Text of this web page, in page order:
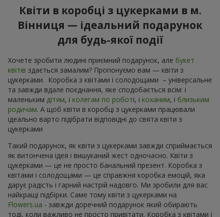
Квіти в коробці з цукерками в м.
Вінниця — ідеальний подарунок
для будь-якої події
Хочете зробити людині приємний подарунок, але букет
квітів здається замалим? Пропонуємо вам — квіти з
цукерками. Коробка з квітами і солодощами – універсальне
та завжди вдале поєднання, яке сподобається всім: і
маленьким дітям, і колегам по роботі, і коханим, і близьким
родичам. А щоб квіти в коробці з цукерками працювали
ідеально варто підібрати відповідні до свята квіти з
цукерками
Такий подарунок, як квіти з цукерками завжди сприймається
як витончена ідея і вишуканий жест одночасно. Квіти з
цукерками — це не просто банальний презент. Коробка з
квітами і солодощами — це справжня коробка емоцій, яка
дарує радість і гарний настрій надовго. Ми зробили для вас
найкращі підбірки. Саме тому квіти з цукерками на
Flowers.ua - завжди доречний подарунок який обирають
тоді, коли важливо не просто привітати. Коробка з квітами і